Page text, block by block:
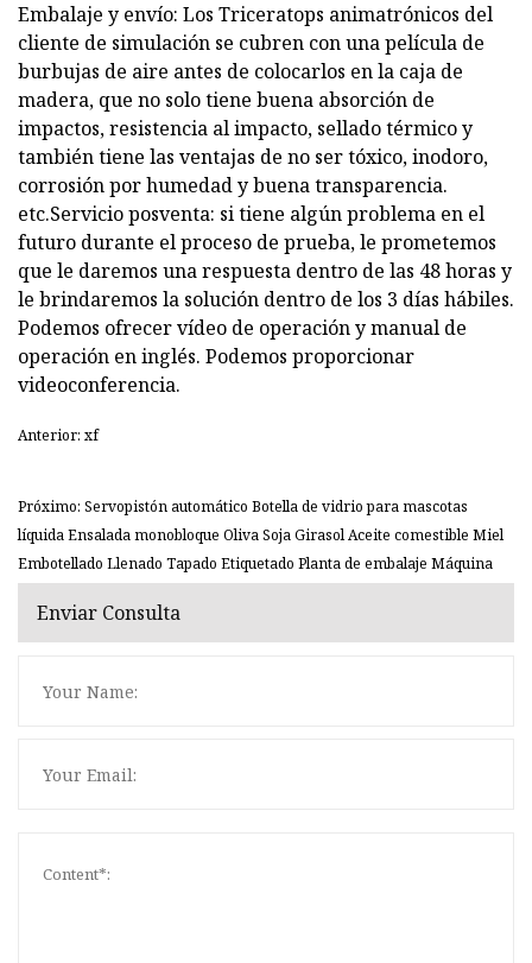
Embalaje y envío: Los Triceratops animatrónicos del
cliente de simulación se cubren con una película de
burbujas de aire antes de colocarlos en la caja de
madera, que no solo tiene buena absorción de
impactos, resistencia al impacto, sellado térmico y
también tiene las ventajas de no ser tóxico, inodoro,
corrosión por humedad y buena transparencia.
etc.Servicio posventa: si tiene algún problema en el
futuro durante el proceso de prueba, le prometemos
que le daremos una respuesta dentro de las 48 horas y
le brindaremos la solución dentro de los 3 días hábiles.
Podemos ofrecer vídeo de operación y manual de
operación en inglés. Podemos proporcionar
videoconferencia.
Anterior: xf
Próximo: Servopistón automático Botella de vidrio para mascotas
líquida Ensalada monobloque Oliva Soja Girasol Aceite comestible Miel
Embotellado Llenado Tapado Etiquetado Planta de embalaje Máquina
Enviar Consulta